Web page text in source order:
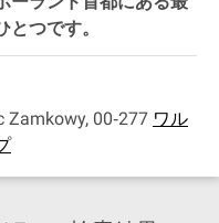
つです。
Zamkowy, 00‐277 ワル